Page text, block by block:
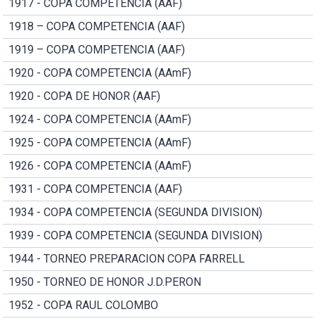
1917 - COPA COMPETENCIA (AAF)
1918 – COPA COMPETENCIA (AAF)
1919 – COPA COMPETENCIA (AAF)
1920 - COPA COMPETENCIA (AAmF)
1920 - COPA DE HONOR (AAF)
1924 - COPA COMPETENCIA (AAmF)
1925 - COPA COMPETENCIA (AAmF)
1926 - COPA COMPETENCIA (AAmF)
1931 - COPA COMPETENCIA (AAF)
1934 - COPA COMPETENCIA (SEGUNDA DIVISION)
1939 - COPA COMPETENCIA (SEGUNDA DIVISION)
1944 - TORNEO PREPARACION COPA FARRELL
1950 - TORNEO DE HONOR J.D.PERON
1952 - COPA RAUL COLOMBO